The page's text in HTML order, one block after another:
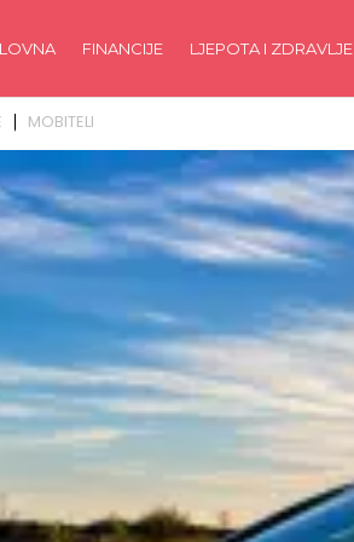
FINANCIJE LJEPOTA I ZDRAVLJE